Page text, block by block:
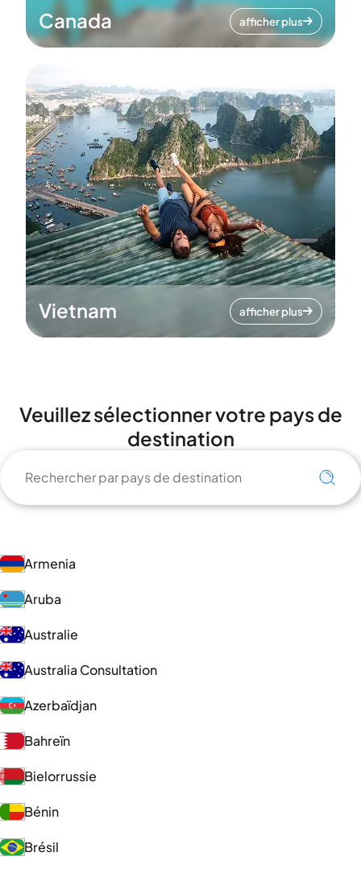
Canada afficher plus
Vietnam afficher plus
Veuillez sélectionner votre pays de
destination
Armenia
Aruba
Australie
Australia Consultation
Azerbaïdjan
Bahreïn
Bielorrussie
Bénin
Brésil